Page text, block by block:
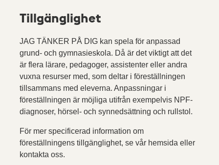
Tillgänglighet
JAG TÄNKER PÅ DIG kan spela för anpassad
grund- och gymnasieskola. Då är det viktigt att det
är flera lärare, pedagoger, assistenter eller andra
vuxna resurser med, som deltar i föreställningen
tillsammans med eleverna. Anpassningar i
föreställningen är möjliga utifrån exempelvis NPF-
diagnoser, hörsel- och synnedsättning och rullstol.
För mer specificerad information om
föreställningens tillgänglighet, se vår hemsida eller
kontakta oss.